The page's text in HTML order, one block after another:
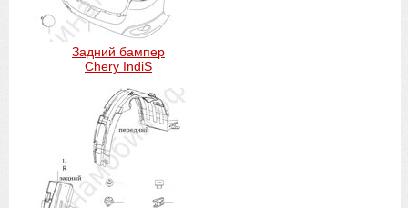
Задний бампер
Chery IndiS